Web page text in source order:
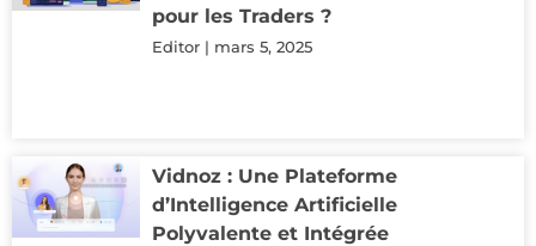
pour les Traders ?
Editor mars 5, 2025
Vidnoz : Une Plateforme
d’Intelligence Artificielle
Polyvalente et Intégrée